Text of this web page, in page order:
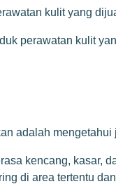
kulit yang
perawatan kulit
adalah
kencang, kasar,
di area tertentu